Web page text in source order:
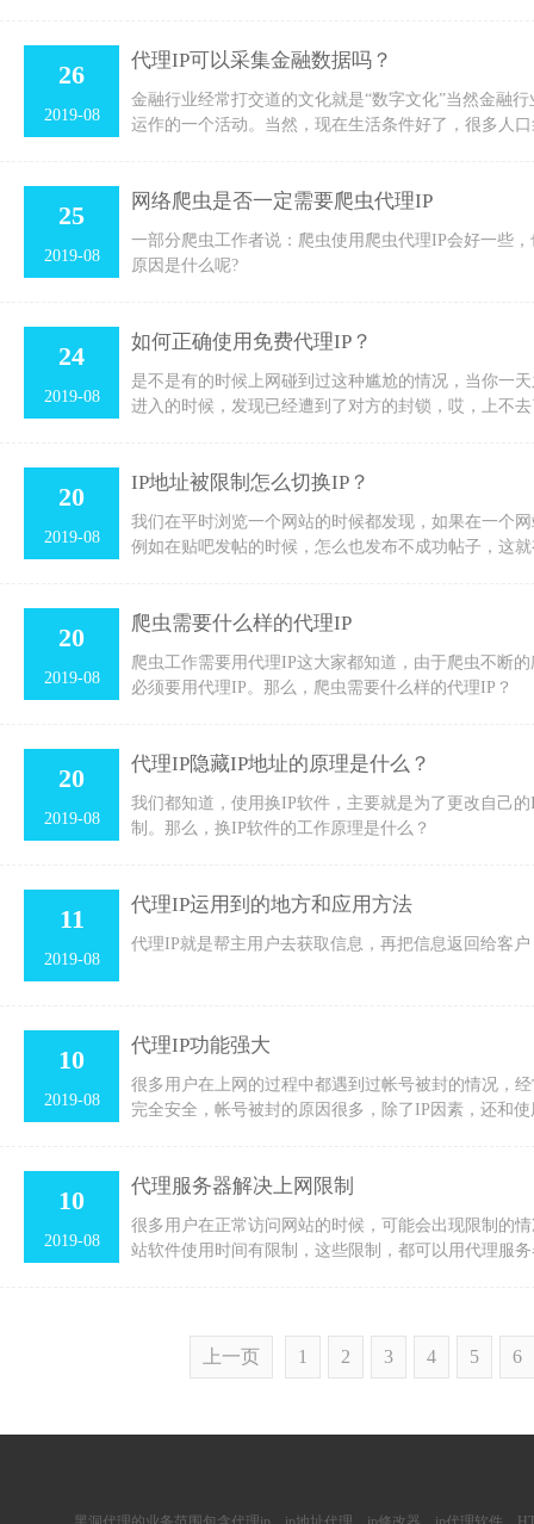
26
2019-08
代理IP可以采集金融数据吗？
金融行业经常打交道的文化就是“数字文化”当然金融
运作的一个活动。当然，现在生活条件好了，很多人
25
2019-08
网络爬虫是否一定需要爬虫代理IP
一部分爬虫工作者说：爬虫使用爬虫代理IP会好一些
原因是什么呢?
24
2019-08
如何正确使用免费代理IP？
是不是有的时候上网碰到过这种尴尬的情况，当你一
进入的时候，发现已经遭到了对方的封锁，哎，上不
20
2019-08
IP地址被限制怎么切换IP？
我们在平时浏览一个网站的时候都发现，如果在一个
例如在贴吧发帖的时候，怎么也发布不成功帖子，这
20
2019-08
爬虫需要什么样的代理IP
爬虫工作需要用代理IP这大家都知道，由于爬虫不断
必须要用代理IP。那么，爬虫需要什么样的代理IP？
20
2019-08
代理IP隐藏IP地址的原理是什么？
我们都知道，使用换IP软件，主要就是为了更改自己
制。那么，换IP软件的工作原理是什么？
11
2019-08
代理IP运用到的地方和应用方法
代理IP就是帮主用户去获取信息，再把信息返回给客
10
2019-08
代理IP功能强大
很多用户在上网的过程中都遇到过帐号被封的情况，
完全安全，帐号被封的原因很多，除了IP因素，还和
10
2019-08
代理服务器解决上网限制
很多用户在正常访问网站的时候，可能会出现限制的
站软件使用时间有限制，这些限制，都可以用代理服
上一页 1 2 3 4 5 6